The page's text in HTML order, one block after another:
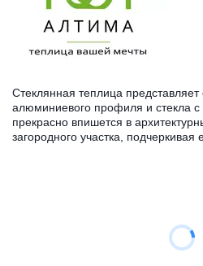
Стеклянная теплица представляет
алюминиевого профиля и стекла
прекрасно впишется в
загородного участка, подчеркивая